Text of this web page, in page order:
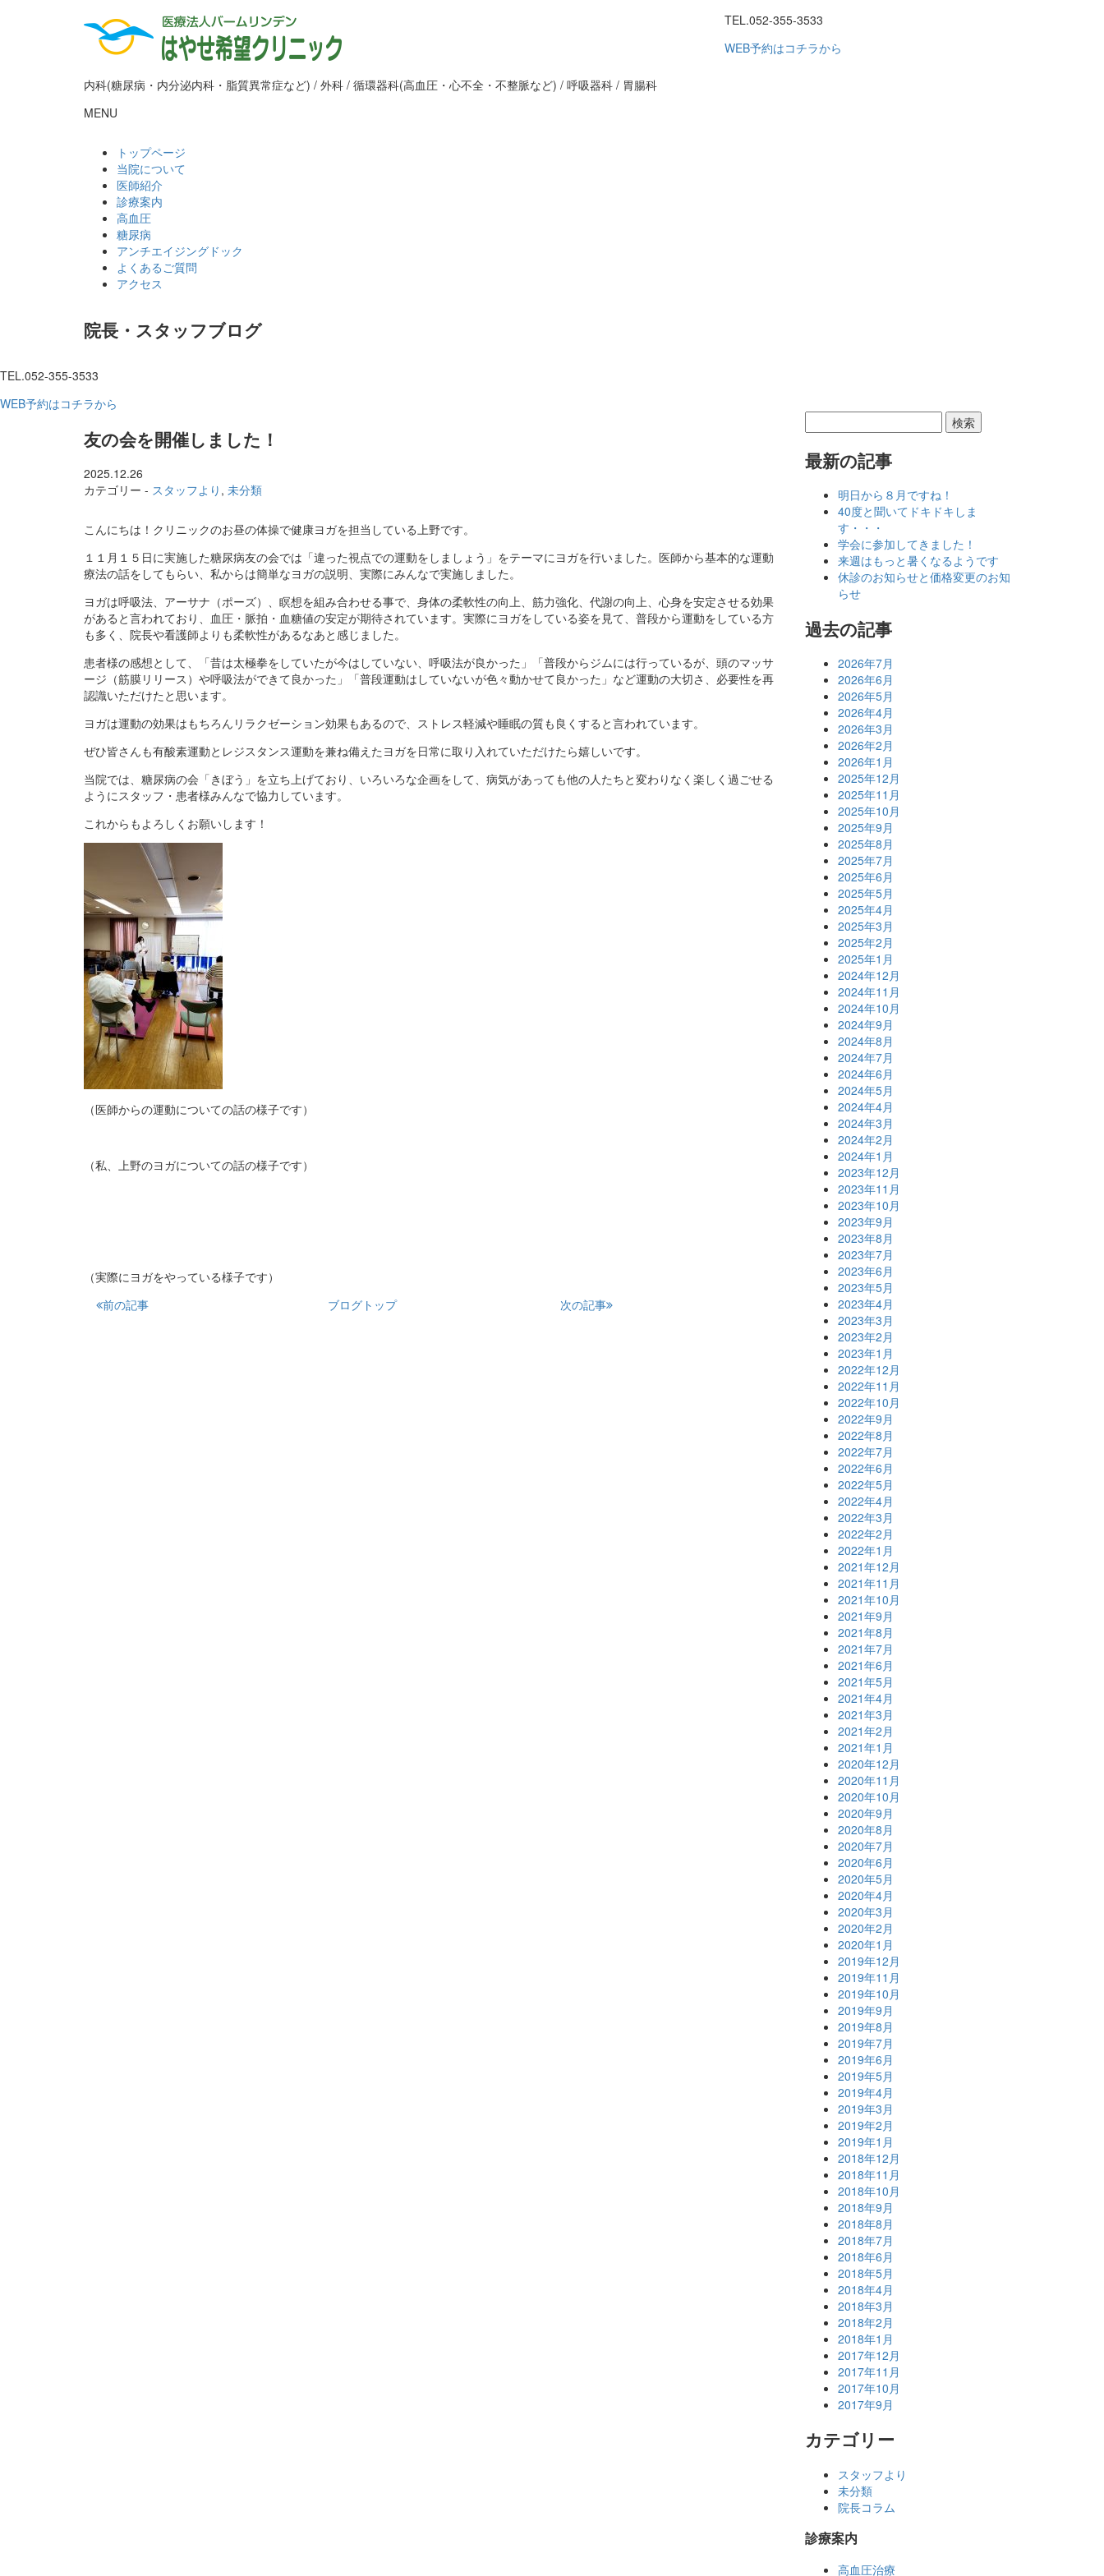
内科(糖尿病・内分泌内科・脂質異常症など) / 外科 / 循環器科(高血圧・心不全・不整脈など) / 呼吸器科 / 胃腸科
MENU
TEL.052-355-3533
WEB予約はコチラから
トップページ
当院について
医師紹介
診療案内
高血圧
糖尿病
アンチエイジングドック
よくあるご質問
アクセス
院長・スタッフブログ
TEL.052-355-3533
WEB予約はコチラから
友の会を開催しました！
2025.12.26
カテゴリー - スタッフより , 未分類
こんにちは！クリニックのお昼の体操で健康ヨガを担当している上野です。
１１月１５日に実施した糖尿病友の会では「違った視点での運動をしましょう」をテーマにヨガを行いました。医師から基本的な運動
療法の話をしてもらい、私からは簡単なヨガの説明、実際にみんなで実施しました。
ヨガは呼吸法、アーサナ（ポーズ）、瞑想を組み合わせる事で、身体の柔軟性の向上、筋力強化、代謝の向上、心身を安定させる効果
があると言われており、血圧・脈拍・血糖値の安定が期待されています。実際にヨガをしている姿を見て、普段から運動をしている方
も多く、院長や看護師よりも柔軟性があるなあと感じました。
患者様の感想として、「昔は太極拳をしていたが今はしていない、呼吸法が良かった」「普段からジムには行っているが、頭のマッサ
ージ（筋膜リリース）や呼吸法ができて良かった」「普段運動はしていないが色々動かせて良かった」など運動の大切さ、必要性を再
認識いただけたと思います。
ヨガは運動の効果はもちろんリラクゼーション効果もあるので、ストレス軽減や睡眠の質も良くすると言われています。
ぜひ皆さんも有酸素運動とレジスタンス運動を兼ね備えたヨガを日常に取り入れていただけたら嬉しいです。
当院では、糖尿病の会「きぼう」を立ち上げており、いろいろな企画をして、病気があっても他の人たちと変わりなく楽しく過ごせる
ようにスタッフ・患者様みんなで協力しています。
これからもよろしくお願いします！
（医師からの運動についての話の様子です）
（私、上野のヨガについての話の様子です）
（実際にヨガをやっている様子です）
前の記事
ブログトップ 次の記事
最新の記事
明日から８月ですね！
40度と聞いてドキドキしま
す・・・
学会に参加してきました！
来週はもっと暑くなるようです
休診のお知らせと価格変更のお知
らせ
過去の記事
2026年7月
2026年6月
2026年5月
2026年4月
2026年3月
2026年2月
2026年1月
2025年12月
2025年11月
2025年10月
2025年9月
2025年8月
2025年7月
2025年6月
2025年5月
2025年4月
2025年3月
2025年2月
2025年1月
2024年12月
2024年11月
2024年10月
2024年9月
2024年8月
2024年7月
2024年6月
2024年5月
2024年4月
2024年3月
2024年2月
2024年1月
2023年12月
2023年11月
2023年10月
2023年9月
2023年8月
2023年7月
2023年6月
2023年5月
2023年4月
2023年3月
2023年2月
2023年1月
2022年12月
2022年11月
2022年10月
2022年9月
2022年8月
2022年7月
2022年6月
2022年5月
2022年4月
2022年3月
2022年2月
2022年1月
2021年12月
2021年11月
2021年10月
2021年9月
2021年8月
2021年7月
2021年6月
2021年5月
2021年4月
2021年3月
2021年2月
2021年1月
2020年12月
2020年11月
2020年10月
2020年9月
2020年8月
2020年7月
2020年6月
2020年5月
2020年4月
2020年3月
2020年2月
2020年1月
2019年12月
2019年11月
2019年10月
2019年9月
2019年8月
2019年7月
2019年6月
2019年5月
2019年4月
2019年3月
2019年2月
2019年1月
2018年12月
2018年11月
2018年10月
2018年9月
2018年8月
2018年7月
2018年6月
2018年5月
2018年4月
2018年3月
2018年2月
2018年1月
2017年12月
2017年11月
2017年10月
2017年9月
カテゴリー
スタッフより
未分類
院長コラム
診療案内
高血圧治療